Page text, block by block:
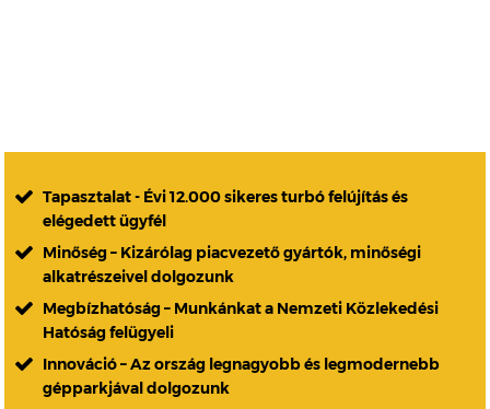
Tapasztalat - Évi 12.000 sikeres turbó felújítás és
elégedett ügyfél
Minőség – Kizárólag piacvezető gyártók, minőségi
alkatrészeivel dolgozunk
Megbízhatóság – Munkánkat a Nemzeti Közlekedési
Hatóság felügyeli
Innováció – Az ország legnagyobb és legmodernebb
gépparkjával dolgozunk